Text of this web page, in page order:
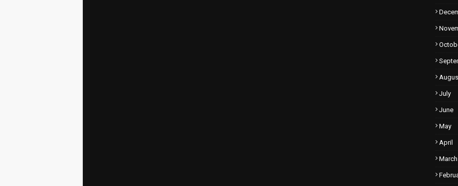
July
June
May
April
March